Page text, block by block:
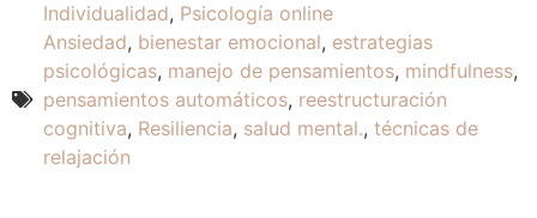
Individualidad, Psicología online
Ansiedad, bienestar emocional, estrategias
psicológicas, manejo de pensamientos, mindfulness,
pensamientos automáticos, reestructuración
cognitiva, Resiliencia, salud mental., técnicas de
relajación